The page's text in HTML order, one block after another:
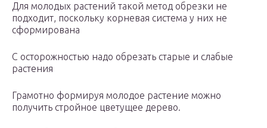
Для молодых растений такой метод обрезки не
подходит, поскольку корневая система у них не
сформирована
С осторожностью надо обрезать старые и слабые
растения
Грамотно формируя молодое растение можно
получить стройное цветущее дерево.